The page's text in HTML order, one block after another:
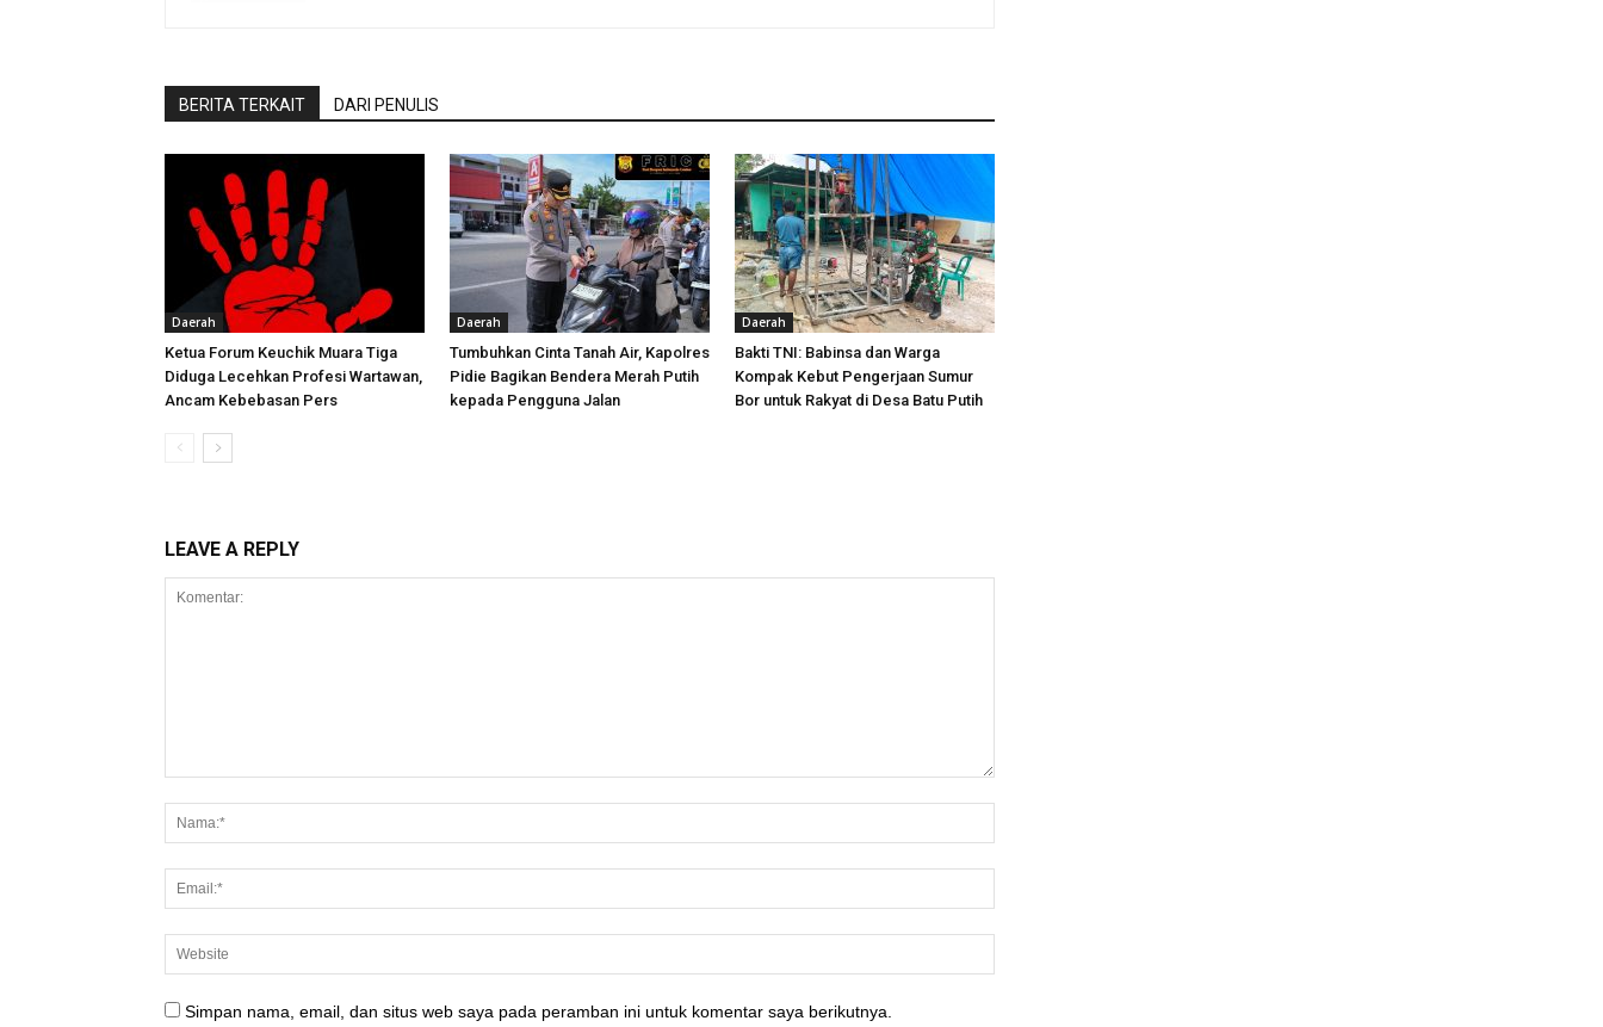
BERITA TERKAIT DARI PENULIS
Daerah
Ketua Forum Keuchik Muara Tiga
Diduga Lecehkan Profesi Wartawan,
Ancam Kebebasan Pers
Daerah
‎Tumbuhkan Cinta Tanah Air, Kapolres
Pidie Bagikan Bendera Merah Putih
kepada Pengguna Jalan
Daerah
Bakti TNI: Babinsa dan Warga
Kompak Kebut Pengerjaan Sumur
Bor untuk Rakyat di Desa Batu Putih
LEAVE A REPLY
Simpan nama, email, dan situs web saya pada peramban ini untuk komentar saya berikutnya.